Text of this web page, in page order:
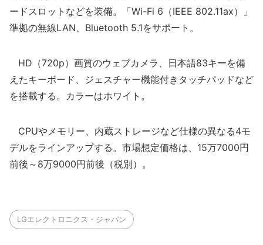
ードスロットなどを装備。「Wi-Fi 6（IEEE 802.11ax）」
準拠の無線LAN、Bluetooth 5.1をサポート。
HD（720p）画質のウェブカメラ、日本語83キーを備
えたキーボード、ジェスチャー機能付きタッチパッドなど
を搭載する。カラーはホワイト。
CPUやメモリー、内蔵ストレージなど仕様の異なる4モ
デルをラインアップする。市場想定価格は、15万7000円
前後～8万9000円前後（税別）。
LGエレクトロニクス・ジャパン